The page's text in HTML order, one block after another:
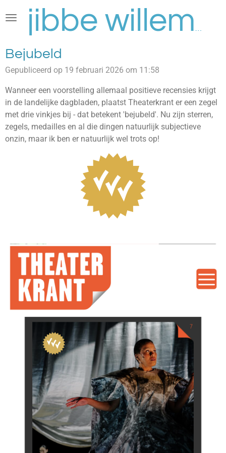
direct
de
hoofdinhoud
Bejubeld
Gepubliceerd op 19 februari 2026 om 11:58
Wanneer een voorstelling allemaal positieve recensies krijgt
in de landelijke dagbladen, plaatst Theaterkrant er een zegel
met drie vinkjes bij - dat betekent 'bejubeld'. Nu zijn sterren,
zegels, medailles en al die dingen natuurlijk subjectieve
onzin, maar ik ben er natuurlijk wel trots op!